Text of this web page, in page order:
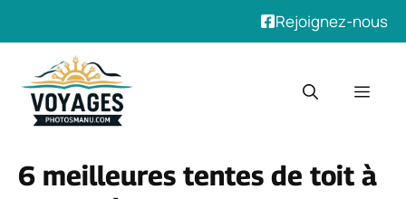
Rejoignez-nous
contenu
6 meilleures tentes de toit à